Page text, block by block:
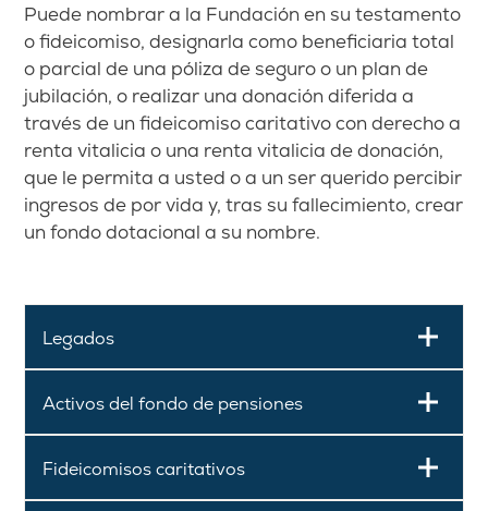
Puede nombrar a la Fundación en su testamento
o fideicomiso, designarla como beneficiaria total
o parcial de una póliza de seguro o un plan de
jubilación, o realizar una donación diferida a
través de un fideicomiso caritativo con derecho a
renta vitalicia o una renta vitalicia de donación,
que le permita a usted o a un ser querido percibir
ingresos de por vida y, tras su fallecimiento, crear
un fondo dotacional a su nombre.
Legados
Activos del fondo de pensiones
Fideicomisos caritativos